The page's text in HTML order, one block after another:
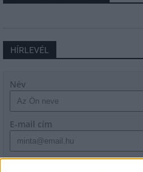
HÍRLEVÉL
Név
E-mail cím